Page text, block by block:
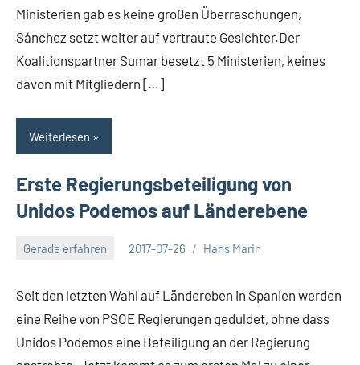
Ministerien gab es keine großen Überraschungen,
Sánchez setzt weiter auf vertraute Gesichter.Der
Koalitionspartner Sumar besetzt 5 Ministerien, keines
davon mit Mitgliedern […]
Weiterlesen
Erste Regierungsbeteiligung von
Unidos Podemos auf Länderebene
Gerade erfahren 2017-07-26 Hans Marin
Seit den letzten Wahl auf Ländereben in Spanien werden
eine Reihe von PSOE Regierungen geduldet, ohne dass
Unidos Podemos eine Beteiligung an der Regierung